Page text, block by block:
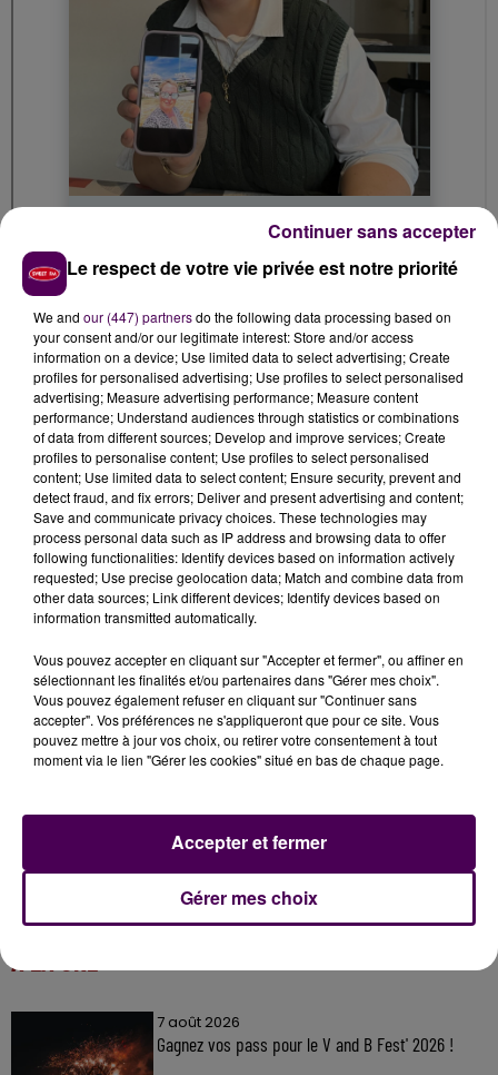
UNE CINQUANTAINE D'INSCRIPTIONS
PAR JOUR
Adeline passe 4 à 5 heures de son temps libre à
participer à des jeux-concours :
À LA UNE
7 août 2026
Gagnez vos pass pour le V and B Fest' 2026 !
Le respect de votre vie privée est notre priorité
We and our (447) partnersdo the following data processing based on
your consent and/or our legitimate interest: Store and/or access
information on a device; Use limited data to select advertising; Create
profiles for personalised advertising; Use profiles to select personalised
advertising; Measure advertising performance; Measure content
performance; Understand audiences through statistics or combinations
of data from different sources; Develop and improve services; Create
profiles to personalise content; Use profiles to select personalised
content; Use limited data to select content; Ensure security, prevent and
detect fraud, and fix errors; Deliver and present advertising and content;
Save and communicate privacy choices. These technologies may
process personal data such as IP address and browsing data to offer
following functionalities: Identify devices based on information actively
requested; Use precise geolocation data; Match and combine data from
other data sources; Link different devices; Identify devices based on
information transmitted automatically.
Vous pouvez accepter en cliquant sur "Accepter et fermer", ou affiner en
sélectionnant les finalités et/ou partenaires dans "Gérer mes choix".
Vous pouvez également refuser en cliquant sur "Continuer sans
accepter". Vos préférences ne s'appliqueront que pour ce site. Vous
pouvez mettre à jour vos choix, ou retirer votre consentement à tout
moment via le lien "Gérer les cookies" situé en bas de chaque page.
Gérer mes choix
Accepter et fermer
Continuer sans accepter